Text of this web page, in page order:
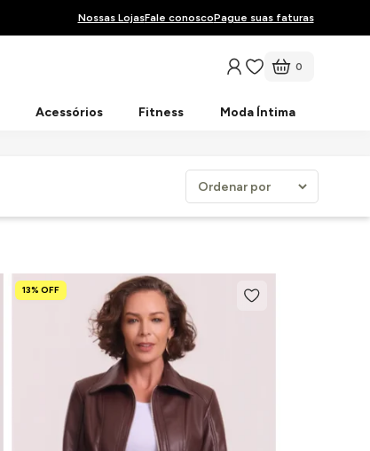
Nossas LojasFale conoscoPague suas faturas
0
Acessórios Fitness Moda Íntima
13% OFF